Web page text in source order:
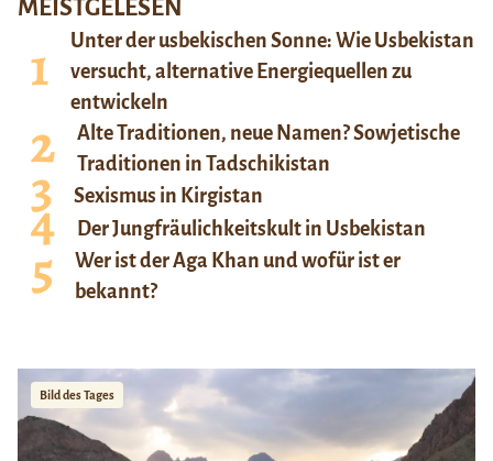
MEISTGELESEN
Unter der usbekischen Sonne: Wie Usbekistan
versucht, alternative Energiequellen zu
entwickeln
Alte Traditionen, neue Namen? Sowjetische
Traditionen in Tadschikistan
Sexismus in Kirgistan
Der Jungfräulichkeitskult in Usbekistan
Wer ist der Aga Khan und wofür ist er
bekannt?
Bild des Tages